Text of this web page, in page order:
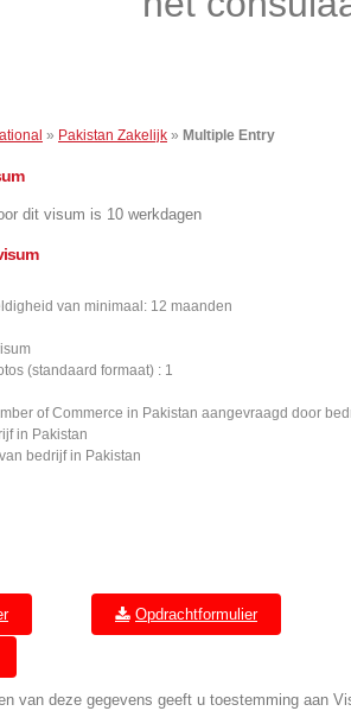
» Pakistan Zakelijk » Multiple Entry
dit visum is 10 werkdagen
van minimaal: 12 maanden
(standaard formaat) : 1
of Commerce in Pakistan aangevraagd door
in Pakistan
bedrijf in Pakistan
Opdrachtformulier
van deze gegevens geeft u toestemming aan